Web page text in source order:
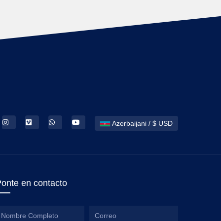
Azerbaijani / $ USD
en contacto